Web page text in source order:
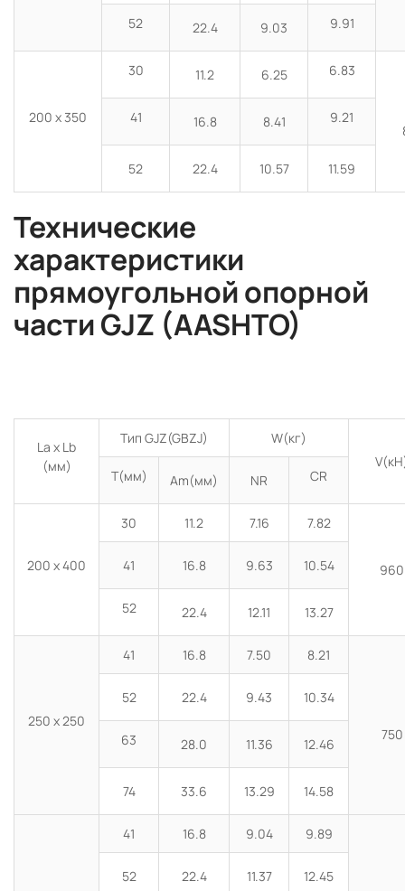
52 22.4 9.03 9.91
200 x 350
30 11.2 6.25 6.83
41 16.8 8.41 9.21
52 22.4 10.57 11.59
Технические
характеристики
прямоугольной опорной
части GJZ (AASHTO)
La x Lb
(мм)
Тип GJZ(GBZJ)
W(кг)
T(мм)
Am(мм) NR CR
200 x 400
30 11.2 7.16 7.82
960
41 16.8 9.63 10.54
52 22.4 12.11 13.27
250 x 250
41 16.8 7.50 8.21
750
52 22.4 9.43 10.34
63 28.0 11.36 12.46
74 33.6 13.29 14.58
41 16.8 9.04 9.89
52 22.4 11.37 12.45